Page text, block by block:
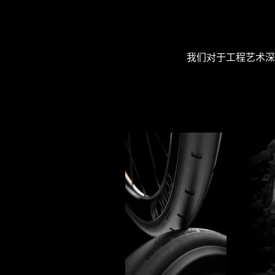
我们对于工程艺术